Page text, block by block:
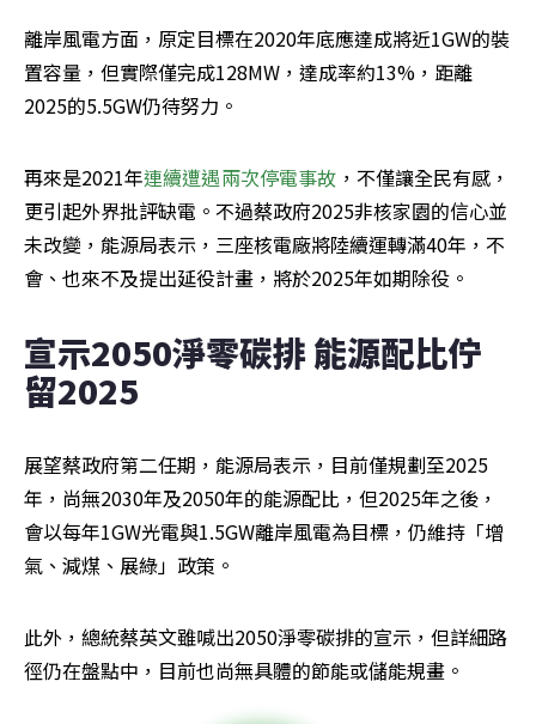
離岸風電方面，原定目標在2020年底應達成將近1GW的裝
置容量，但實際僅完成128MW，達成率約13%，距離
2025的5.5GW仍待努力。
再來是2021年連續遭遇兩次停電事故 ，不僅讓全民有感，
更引起外界批評缺電。不過蔡政府2025非核家園的信心並
未改變，能源局表示，三座核電廠將陸續運轉滿40年，不
會、也來不及提出延役計畫，將於2025年如期除役。
宣示2050淨零碳排 能源配比佇
留2025
展望蔡政府第二任期，能源局表示，目前僅規劃至2025
年，尚無2030年及2050年的能源配比，但2025年之後，
會以每年1GW光電與1.5GW離岸風電為目標，仍維持「增
氣、減煤、展綠」政策。
此外，總統蔡英文雖喊出2050淨零碳排的宣示，但詳細路
徑仍在盤點中，目前也尚無具體的節能或儲能規畫。